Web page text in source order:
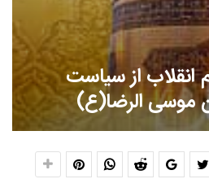
انقلاب از سیاست
موسی الرضا(ع)